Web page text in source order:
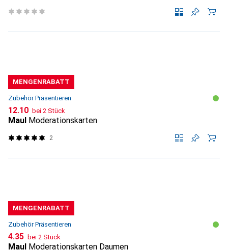
MENGENRABATT
Zubehör Präsentieren
CHF
12.10 bei 2 Stück
Maul Moderationskarten
2
MENGENRABATT
Zubehör Präsentieren
CHF
4.35 bei 2 Stück
Maul Moderationskarten Daumen